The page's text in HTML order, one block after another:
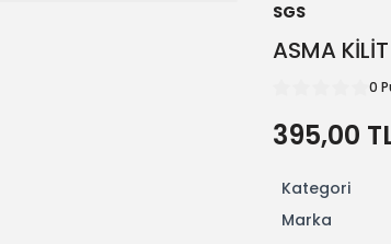
SGS
ASMA
0
395,00
Kategori
Marka